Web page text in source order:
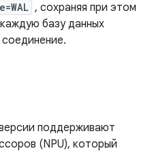
, сохраняя при этом
базу данных
поддерживают
(NPU), который